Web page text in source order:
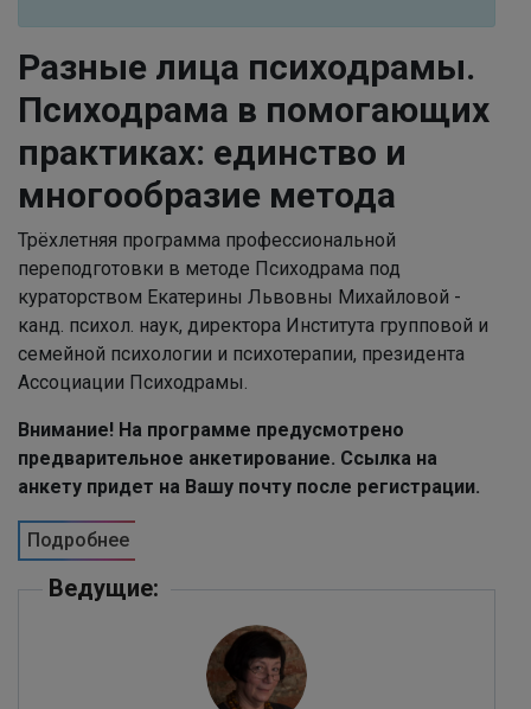
Разные лица психодрамы.
Психодрама в помогающих
практиках: единство и
многообразие метода
Трёхлетняя программа профессиональной
переподготовки в методе Психодрама под
кураторством Екатерины Львовны Михайловой -
канд. психол. наук, директора Института групповой и
семейной психологии и психотерапии, президента
Ассоциации Психодрамы.
Внимание! На программе предусмотрено
предварительное анкетирование. Ссылка на
анкету придет на Вашу почту после регистрации.
Подробнее
Ведущие: